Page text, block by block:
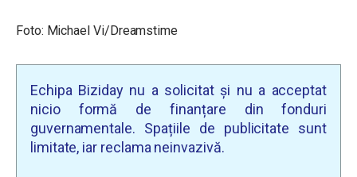
Foto: Michael Vi/Dreamstime
Echipa Biziday nu a solicitat și nu a acceptat
nicio formă de finanțare din fonduri
guvernamentale. Spațiile de publicitate sunt
limitate, iar reclama neinvazivă.